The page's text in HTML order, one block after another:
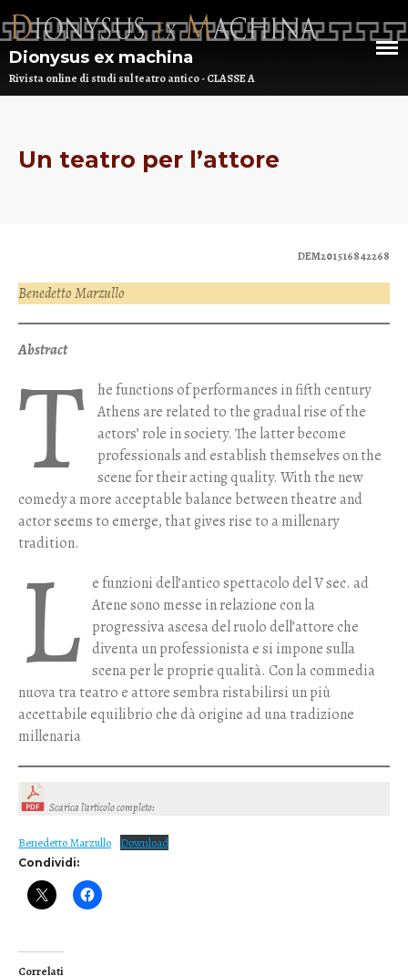
BIBLIOTECA DI DEM
Dionysus ex machina
Rivista online di studi sul teatro antico - CLASSE A
Un teatro per l’attore
DEM201516842268
Benedetto Marzullo
Abstract
T
he functions of performances in fifth century
Athens are related to the gradual rise of the
actors’ role in society. The latter become
professionals and establish themselves on the
scene for their acting quality. With the new
comedy a more acceptable balance between theatre and
actor seems to emerge, that gives rise to a millenary
tradition.
L
e funzioni dell’antico spettacolo del V sec. ad
Atene sono messe in relazione con la
progressiva ascesa del ruolo dell’attore che
diventa un professionista e si impone sulla
scena per le proprie qualità. Con la commedia
nuova tra teatro e attore sembra ristabilirsi un più
accettabile equilibrio che dà origine ad una tradizione
millenaria
Scarica l’articolo completo:
Benedetto Marzullo Download
Condividi:
Correlati